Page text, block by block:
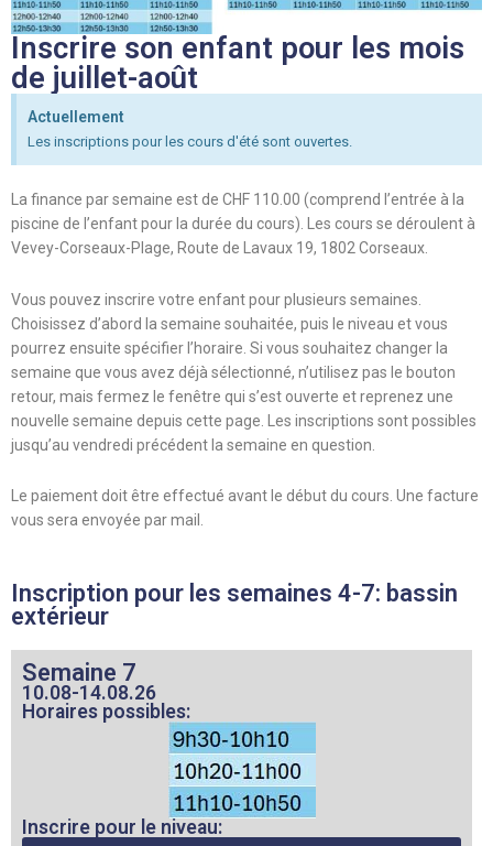
Inscrire son enfant pour les mois
de juillet-août
Actuellement
Les inscriptions pour les cours d'été sont ouvertes.
La finance par semaine est de CHF 110.00 (comprend l’entrée à la
piscine de l’enfant pour la durée du cours). Les cours se déroulent à
Vevey-Corseaux-Plage, Route de Lavaux 19, 1802 Corseaux.
Vous pouvez inscrire votre enfant pour plusieurs semaines.
Choisissez d’abord la semaine souhaitée, puis le niveau et vous
pourrez ensuite spécifier l’horaire. Si vous souhaitez changer la
semaine que vous avez déjà sélectionné, n’utilisez pas le bouton
retour, mais fermez le fenêtre qui s’est ouverte et reprenez une
nouvelle semaine depuis cette page. Les inscriptions sont possibles
jusqu’au vendredi précédent la semaine en question.
Le paiement doit être effectué avant le début du cours. Une facture
vous sera envoyée par mail.
Inscription pour les semaines 4-7: bassin
extérieur
Semaine 7
10.08-14.08.26
Horaires possibles:
Inscrire pour le niveau: